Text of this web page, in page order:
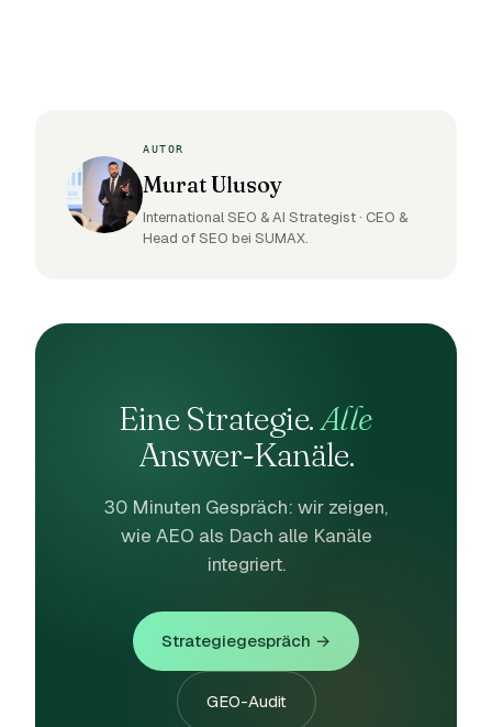
AUTOR
Murat Ulusoy
International SEO & AI Strategist · CEO &
Head of SEO bei SUMAX.
Eine Strategie.Alle
Answer-Kanäle.
30 Minuten Gespräch: wir zeigen,
wie AEO als Dach alle Kanäle
integriert.
Strategiegespräch →
GEO-Audit